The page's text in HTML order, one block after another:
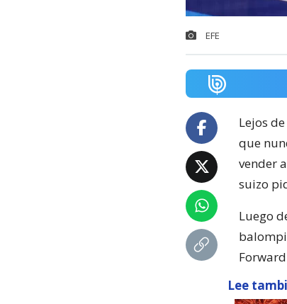
EFE
Lejos
que
vender
suizo
Luego
Lee